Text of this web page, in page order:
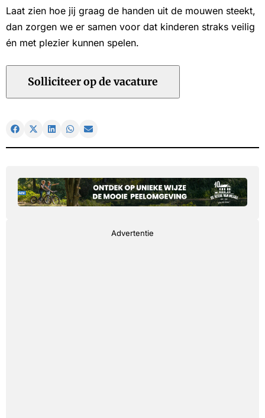
Laat zien hoe jij graag de handen uit de mouwen steekt,
dan zorgen we er samen voor dat kinderen straks veilig
én met plezier kunnen spelen.
Advertentie